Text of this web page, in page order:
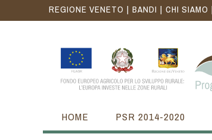
REGIONE VENETO BANDI CHI SIAMO
HOME PSR 2014-2020